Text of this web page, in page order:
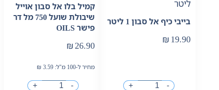
בייבי כיף אל סבון 1 ליטר
₪ 19.90
-
+
קמיל בלו אל סבון אוייל
שיבולת שועל 750 מל דר
פישר OILS
₪26.90
מחיר ל-100 מ"ל: ₪ 3.59
-
+